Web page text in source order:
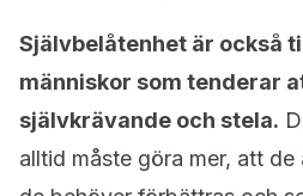
Självbelåtenhet är också
människor som tenderar
självkrävande och stela.
alltid måste göra mer, att